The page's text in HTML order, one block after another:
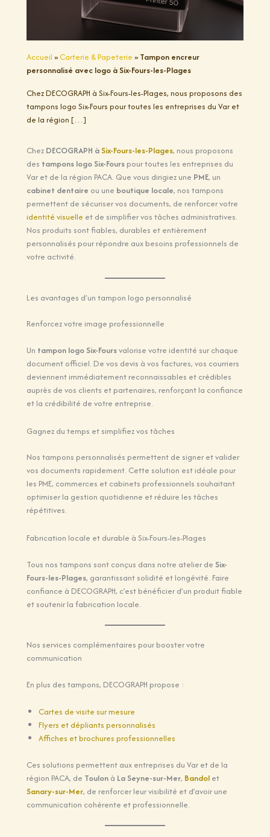
Accueil »Carterie & Papeterie » Tampon encreur
personnalisé avec logo à Six-Fours-les-Plages
Chez DECOGRAPH à Six-Fours-les-Plages, nous proposons des
tampons logo Six-Fours pour toutes les entreprises du Var et
de la région […]
Chez DECOGRAPH à Six-Fours-les-Plages, nous proposons
des tampons logo Six-Fours pour toutes les entreprises du
Var et de la région PACA. Que vous dirigiez une PME, un
cabinet dentaire ou une boutique locale, nos tampons
permettent de sécuriser vos documents, de renforcer votre
identité visuelle et de simplifier vos tâches administratives.
Nos produits sont fiables, durables et entièrement
personnalisés pour répondre aux besoins professionnels de
votre activité.
Les avantages d’un tampon logo personnalisé
Renforcez votre image professionnelle
Un tampon logo Six-Foursvalorise votre identité sur chaque
document officiel. De vos devis à vos factures, vos courriers
deviennent immédiatement reconnaissables et crédibles
auprès de vos clients et partenaires, renforçant la confiance
et la crédibilité de votre entreprise.
Gagnez du temps et simplifiez vos tâches
Nos tampons personnalisés permettent de signer et valider
vos documents rapidement. Cette solution est idéale pour
les PME, commerces et cabinets professionnels souhaitant
optimiser la gestion quotidienne et réduire les tâches
répétitives.
Fabrication locale et durable à Six-Fours-les-Plages
Tous nos tampons sont conçus dans notre atelier de Six-
Fours-les-Plages, garantissant solidité et longévité. Faire
confiance à DECOGRAPH, c’est bénéficier d’un produit fiable
et soutenir la fabrication locale.
Nos services complémentaires pour booster votre
communication
En plus des tampons, DECOGRAPH propose :
Cartes de visite sur mesure
Flyers et dépliants personnalisés
Affiches et brochures professionnelles
Ces solutions permettent aux entreprises du Var et de la
région PACA, de Toulon à La Seyne-sur-Mer, Bandol et
Sanary-sur-Mer, de renforcer leur visibilité et d’avoir une
communication cohérente et professionnelle.